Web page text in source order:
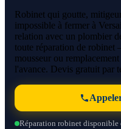
Robinet qui goutte,
impossible à fermer à
relation avec un plombier
toute réparation de
mousseur ou
l'avance. Devis gratuit par
Réparation robinet disponible